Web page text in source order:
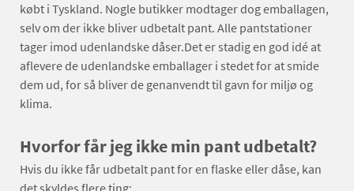
købt i Tyskland. Nogle butikker modtager dog emballagen,
selv om der ikke bliver udbetalt pant. Alle pantstationer
tager imod udenlandske dåser.Det er stadig en god idé at
aflevere de udenlandske emballager i stedet for at smide
dem ud, for så bliver de genanvendt til gavn for miljø og
klima.
Hvorfor får jeg ikke min pant udbetalt?
Hvis du ikke får udbetalt pant for en flaske eller dåse, kan